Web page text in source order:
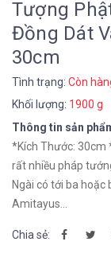
Tượng
Đồng Dát
30cm
Tình trạng: Còn
Khối lượng: 1900 g
Thông tin sản
*Kích Thước: 30cm
rất nhiều pháp
Ngài có tới ba
Amitayus...
Chia sẻ: